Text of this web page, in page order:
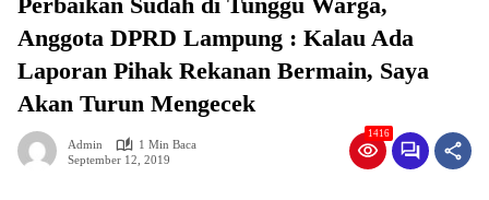
Anggota DPRD Lampung : Kalau Ada
Laporan Pihak Rekanan Bermain, Saya
Akan Turun Mengecek
Admin
1 Min Baca
September 12, 2019
1416